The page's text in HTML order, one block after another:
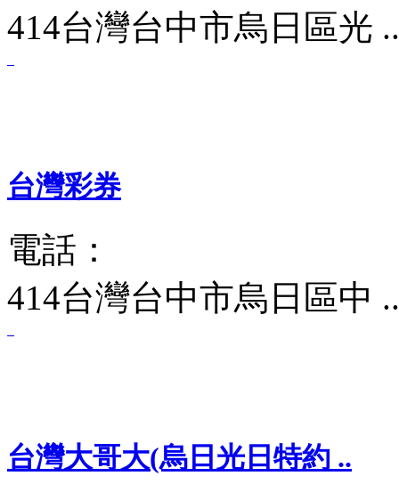
414台灣台中市烏日區光 ..
台灣彩券
電話：
414台灣台中市烏日區中 ..
台灣大哥大(烏日光日特約 ..